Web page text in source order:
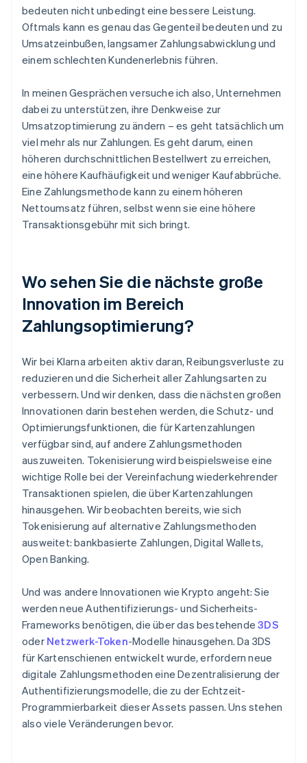
bedeuten nicht unbedingt eine bessere Leistung.
Oftmals kann es genau das Gegenteil bedeuten und zu
Umsatzeinbußen, langsamer Zahlungsabwicklung und
einem schlechten Kundenerlebnis führen.
In meinen Gesprächen versuche ich also, Unternehmen
dabei zu unterstützen, ihre Denkweise zur
Umsatzoptimierung zu ändern – es geht tatsächlich um
viel mehr als nur Zahlungen. Es geht darum, einen
höheren durchschnittlichen Bestellwert zu erreichen,
eine höhere Kaufhäufigkeit und weniger Kaufabbrüche.
Eine Zahlungsmethode kann zu einem höheren
Nettoumsatz führen, selbst wenn sie eine höhere
Transaktionsgebühr mit sich bringt.
Wo sehen Sie die nächste große
Innovation im Bereich
Zahlungsoptimierung?
Wir bei Klarna arbeiten aktiv daran, Reibungsverluste zu
reduzieren und die Sicherheit aller Zahlungsarten zu
verbessern. Und wir denken, dass die nächsten großen
Innovationen darin bestehen werden, die Schutz- und
Optimierungsfunktionen, die für Kartenzahlungen
verfügbar sind, auf andere Zahlungsmethoden
auszuweiten. Tokenisierung wird beispielsweise eine
wichtige Rolle bei der Vereinfachung wiederkehrender
Transaktionen spielen, die über Kartenzahlungen
hinausgehen. Wir beobachten bereits, wie sich
Tokenisierung auf alternative Zahlungsmethoden
ausweitet: bankbasierte Zahlungen, Digital Wallets,
Open Banking.
Und was andere Innovationen wie Krypto angeht: Sie
werden neue Authentifizierungs- und Sicherheits-
Frameworks benötigen, die über das bestehende3DS
oder Netzwerk-Token-Modelle hinausgehen. Da 3DS
für Kartenschienen entwickelt wurde, erfordern neue
digitale Zahlungsmethoden eine Dezentralisierung der
Authentifizierungsmodelle, die zu der Echtzeit-
Programmierbarkeit dieser Assets passen. Uns stehen
also viele Veränderungen bevor.